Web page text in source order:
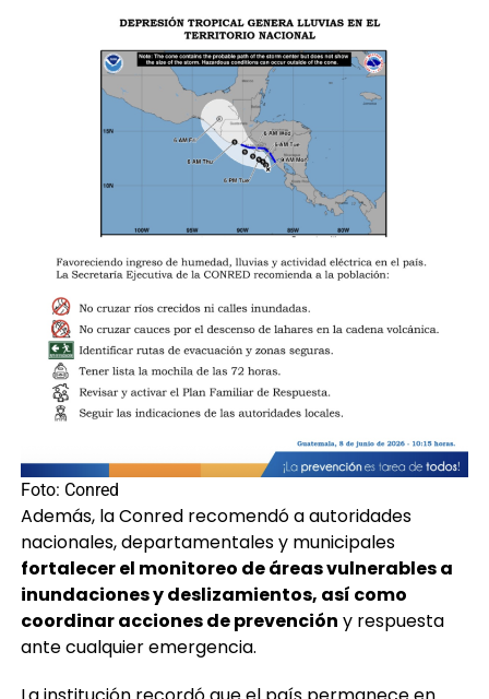
Foto: Conred
Además, la Conred recomendó a autoridades
nacionales, departamentales y municipales
fortalecer el monitoreo de áreas vulnerables a
inundaciones y deslizamientos, así como
coordinar acciones de prevención
ante cualquier emergencia.